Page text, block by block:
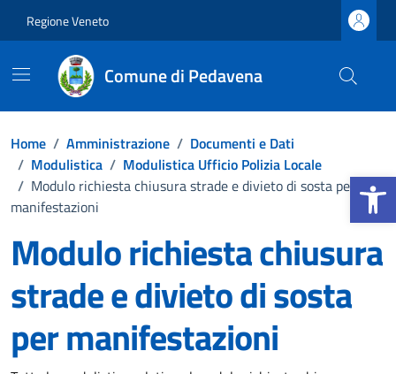
Regione Veneto
Comune di Pedavena
Home / Amministrazione / Documenti e Dati
/ Modulistica / Modulistica Ufficio Polizia Locale
/ Modulo richiesta chiusura strade e divieto di sosta per
manifestazioni
Modulo richiesta chiusura
strade e divieto di sosta
per manifestazioni
Apri la